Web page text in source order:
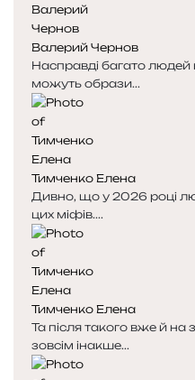
Валерий Чернов
Насправді багато людей
можуть образи...
Тимченко Елена
Дивно, що у 2026 році
цих міфів....
Тимченко Елена
Та після такого вже й
зовсім інакше...